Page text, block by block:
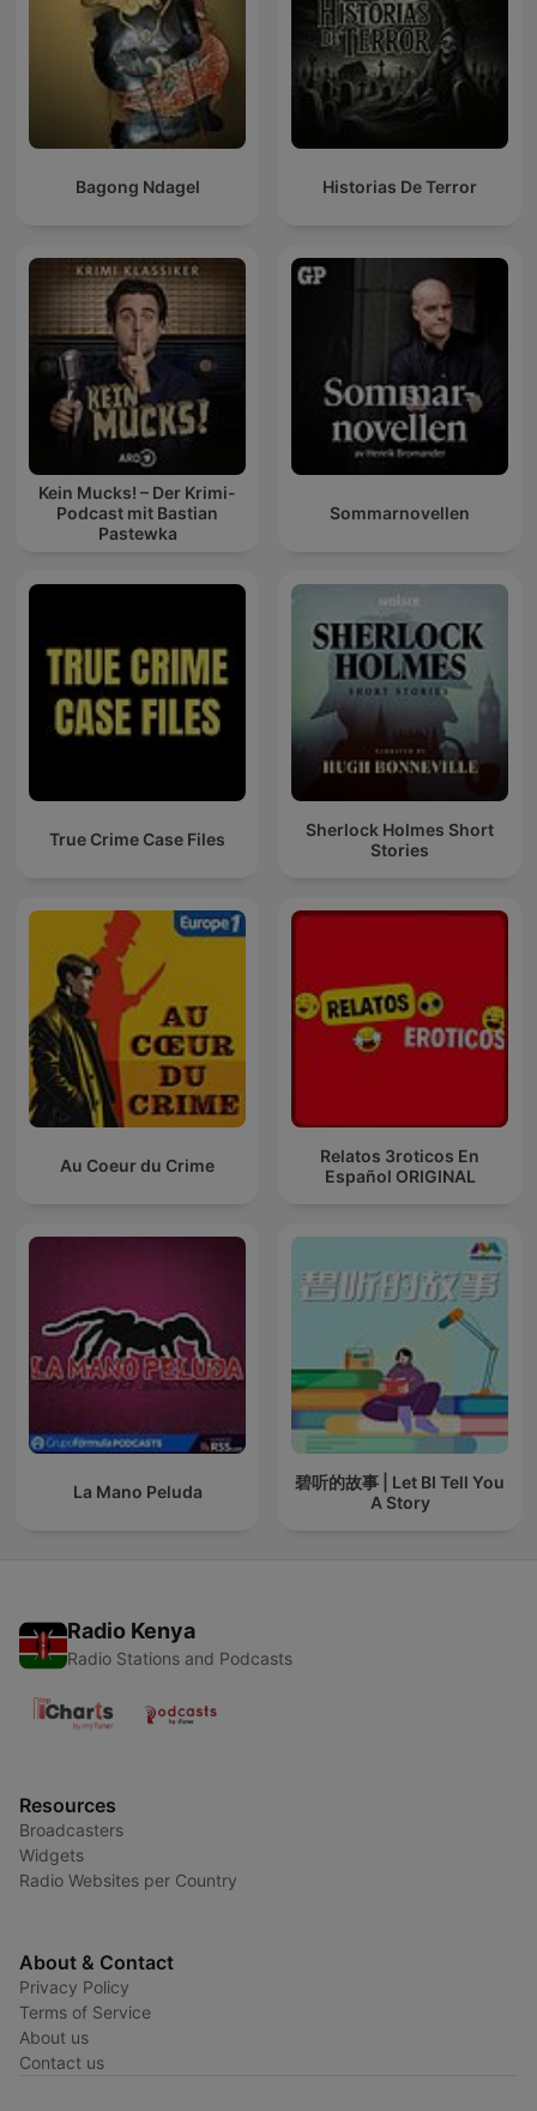
Bagong Ndagel Historias De Terror
Kein Mucks! – Der Krimi-
Podcast mit Bastian
Pastewka
Sommarnovellen
True Crime Case Files
Sherlock Holmes Short
Stories
Au Coeur du Crime
Relatos 3roticos En
Español ORIGINAL
La Mano Peluda
碧听的故事 | Let BI Tell You
A Story
Radio Kenya
Radio Stations and Podcasts
Resources
Broadcasters
Widgets
Radio Websites per Country
About & Contact
Privacy Policy
Terms of Service
About us
Contact us